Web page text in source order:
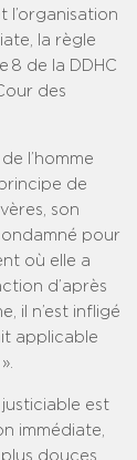
l’organisation
la règle
8 de la DDHC
des
l’homme
de
son
pour
où elle a
d’après
il n’est infligé
applicable
justiciable est
immédiate,
douces